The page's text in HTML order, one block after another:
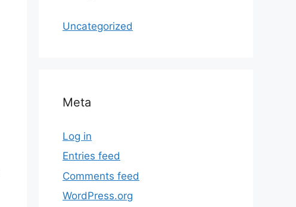
Uncategorized
Meta
Log in
Entries feed
Comments feed
WordPress.org